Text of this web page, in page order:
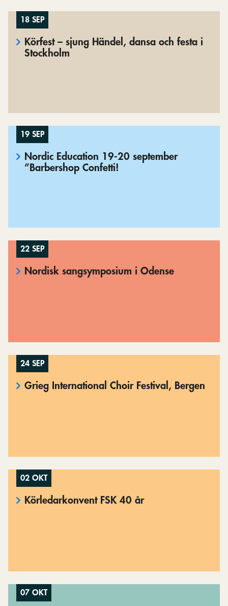
18 SEP
Körfest – sjung Händel, dansa och festa i
Stockholm
19 SEP
Nordic Education 19-20 september
”Barbershop Confetti!
22 SEP
Nordisk sangsymposium i Odense
24 SEP
Grieg International Choir Festival, Bergen
02 OKT
Körledarkonvent FSK 40 år
07 OKT